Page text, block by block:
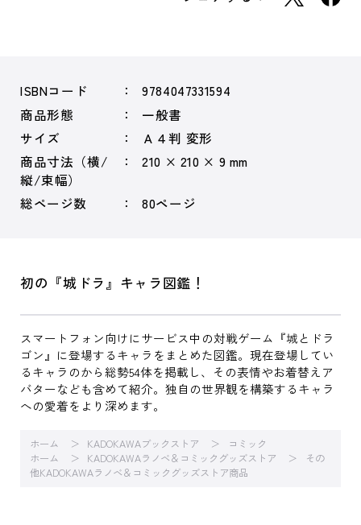
ISBNコード
9784047331594
商品形態
一般書
サイズ
Ａ４判 変形
商品寸法（横/
縦/束幅）
210 × 210 × 9 mm
総ページ数 80ページ
初の『城ドラ』キャラ図鑑！
スマートフォン向けにサービス中の対戦ゲーム『城とドラ
ゴン』に登場するキャラをまとめた図鑑。現在登場してい
るキャラのから総勢54体を掲載し、その表情やお着替えア
バターなども含めて紹介。独自の世界観を構築するキャラ
への愛着をより深めます。
ホーム KADOKAWAブックストア
コミック
ホーム
KADOKAWAラノベ＆コミックグッズストア
その
他KADOKAWAラノベ＆コミックグッズストア商品